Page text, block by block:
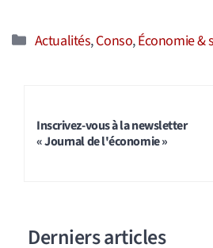
Catégories
Actualités,Conso,Économie &
Inscrivez-vous à la newsletter
« Journal de l'économie »
Derniers articles